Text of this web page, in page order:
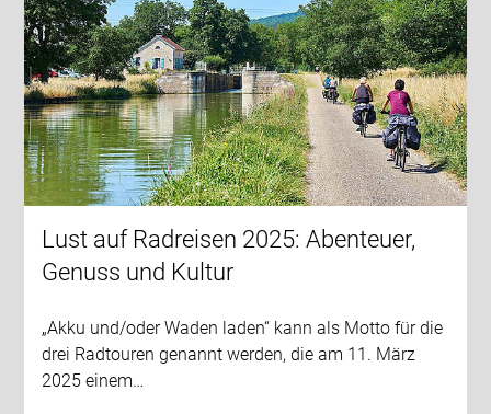
Lust auf Radreisen 2025: Abenteuer,
Genuss und Kultur
„Akku und/oder Waden laden“ kann als Motto für die
drei Radtouren genannt werden, die am 11. März
2025 einem…